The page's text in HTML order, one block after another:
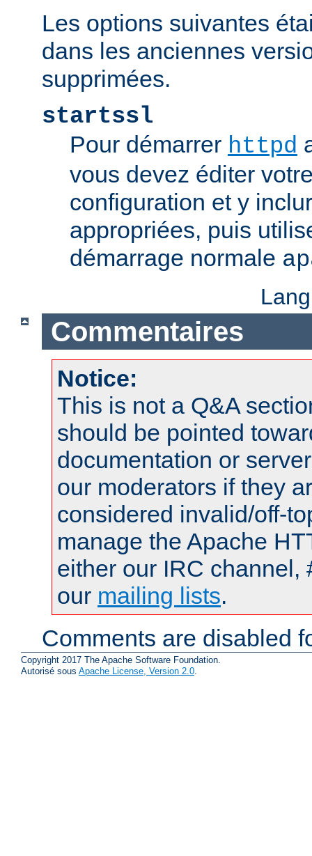
Les options suivantes
dans les anciennes
supprimées.
startssl
Pour démarrer httpd
vous devez éditer
configuration et y
appropriées, puis
démarrage normale
Commentaires
Notice:
This is not a Q&A
should be pointed
documentation or
our moderators if they
considered invalid/off-
manage the Apache
either our IRC channel,
our mailing lists.
Comments are disabled
Copyright 2017 The Apache Software Foundation.
Autorisé sous Apache License, Version 2.0